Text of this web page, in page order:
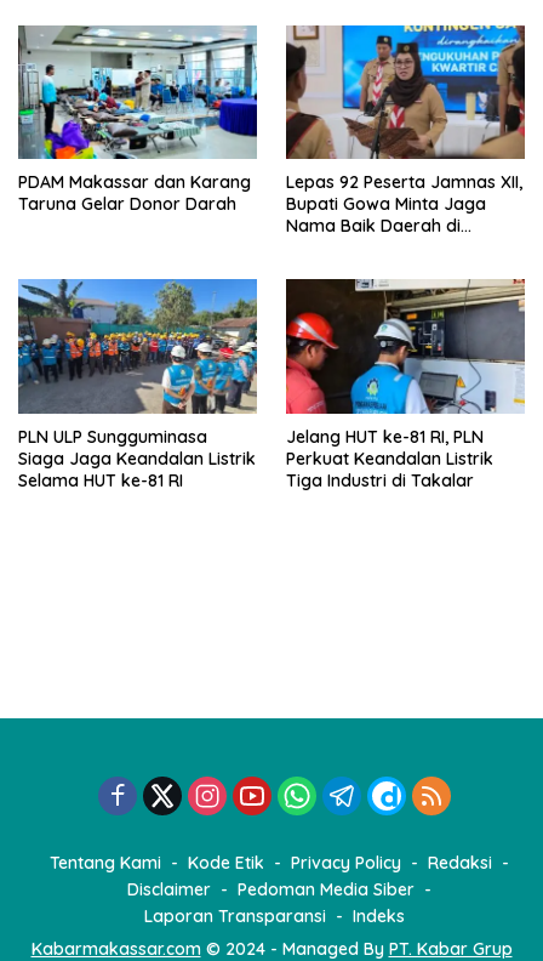
PDAM Makassar dan Karang
Taruna Gelar Donor Darah
Lepas 92 Peserta Jamnas XII,
Bupati Gowa Minta Jaga
Nama Baik Daerah di
PLN ULP Sungguminasa
Siaga Jaga Keandalan Listrik
Selama HUT ke-81 RI
Jelang HUT ke-81 RI, PLN
Perkuat Keandalan Listrik
Tiga Industri di Takalar
Tentang Kami Kode Etik Privacy Policy
Redaksi
Disclaimer
Pedoman Media Siber
Laporan Transparansi
Indeks
Kabarmakassar.com© 2024 - Managed By PT. Kabar Grup